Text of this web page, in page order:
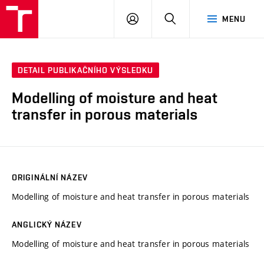
MENU
PŘIHLÁSIT
DETAIL PUBLIKAČNÍHO VÝSLEDKU
Modelling of moisture and heat
transfer in porous materials
ORIGINÁLNÍ NÁZEV
Modelling of moisture and heat transfer in porous materials
ANGLICKÝ NÁZEV
Modelling of moisture and heat transfer in porous materials